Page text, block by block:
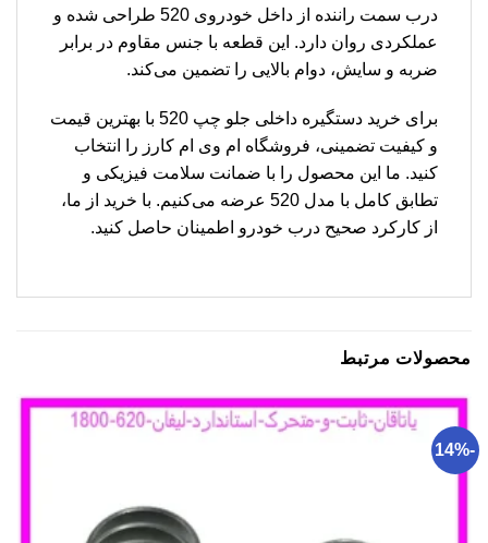
درب سمت راننده از داخل خودروی 520 طراحی شده و
عملکردی روان دارد. این قطعه با جنس مقاوم در برابر
ضربه و سایش، دوام بالایی را تضمین می‌کند.
برای خرید دستگیره داخلی جلو چپ 520 با بهترین قیمت
و کیفیت تضمینی، فروشگاه ام وی ام کارز را انتخاب
کنید. ما این محصول را با ضمانت سلامت فیزیکی و
تطابق کامل با مدل 520 عرضه می‌کنیم. با خرید از ما،
از کارکرد صحیح درب خودرو اطمینان حاصل کنید.
محصولات مرتبط
-14%